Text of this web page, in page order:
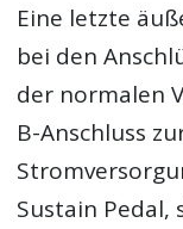
Eine letzte
bei den
der normalen
B-Anschluss
Sustain Pedal,